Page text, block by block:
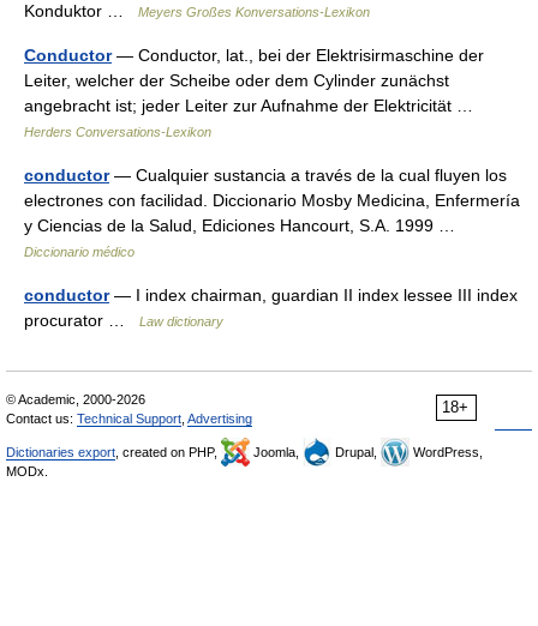
Konduktor …
Meyers Großes Konversations-Lexikon
Conductor— Conductor, lat., bei der Elektrisirmaschine der
Leiter, welcher der Scheibe oder dem Cylinder zunächst
angebracht ist; jeder Leiter zur Aufnahme der Elektricität …
Herders Conversations-Lexikon
conductor— Cualquier sustancia a través de la cual fluyen los
electrones con facilidad. Diccionario Mosby Medicina, Enfermería
y Ciencias de la Salud, Ediciones Hancourt, S.A. 1999 …
Diccionario médico
conductor— I index chairman, guardian II index lessee III index
procurator …
Law dictionary
18+
© Academic, 2000-2026
Contact us: Technical Support Advertising
Dictionaries export , created on PHP, Joomla, Drupal,
WordPress,
MODx.